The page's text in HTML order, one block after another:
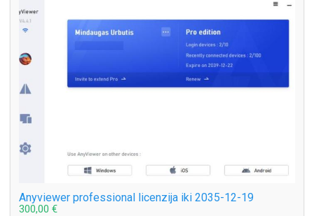
Anyviewer professional licenzija iki 2035-12-19
300,00 €